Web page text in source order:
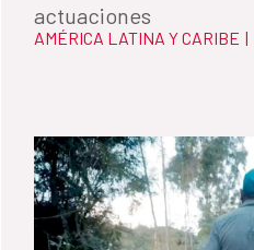
actuaciones
AMÉRICA LATINA Y CARIBE |